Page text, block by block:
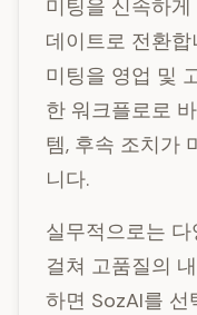
미팅을 신속하
데이트로 전환
미팅을 영업 및
한 워크플로로
템, 후속 조치가
니다.
실무적으로는
걸쳐 고품질의
하면 SozAI를 선